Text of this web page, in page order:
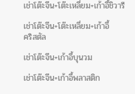
เช่าโต๊ะจีน+โต๊ะเหลี่ยม+เก้าอี้ชิวารี
เช่าโต๊ะจีน+โต๊ะเหลี่ยม+เก้าอี้
คริสตัล
เช่าโต๊ะจีน+เก้าอี้บุนวม
เช่าโต๊ะจีน+เก้าอี้พลาสติก